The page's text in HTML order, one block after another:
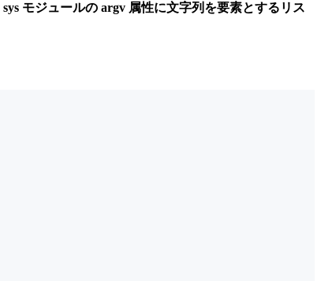
sys モジュールの argv 属性に文字列を要素とするリス